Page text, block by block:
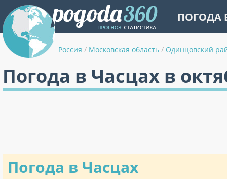
ПОГОДА
Россия / Московская область / Одинцовский
Погода в Часцах в
Погода в Часцах